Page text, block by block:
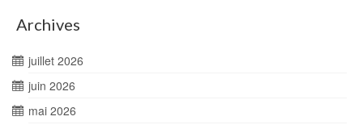
Archives
juillet 2026
juin 2026
mai 2026